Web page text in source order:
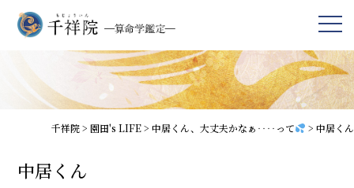
千祥院>園田's LIFE>中居くん、大丈夫かなぁ‥‥って > 中居くん
中居くん